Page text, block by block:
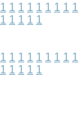
1 1 1 1 1 1 1 1 1
1 1 1 1 1
1 1 1 1 1 1 1 1 1
1 1 1 1 1